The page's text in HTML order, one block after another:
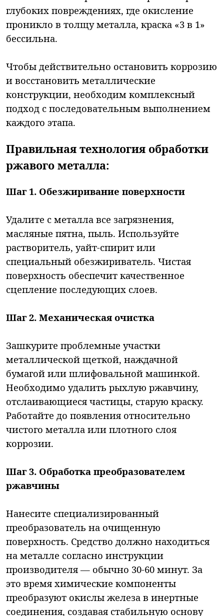
глубоких повреждениях, где окисление
проникло в толщу металла, краска «3 в 1»
бессильна.
Чтобы действительно остановить коррозию
и восстановить металлические
конструкции, необходим комплексный
подход с последовательным выполнением
каждого этапа.
Правильная технология обработки
ржавого металла:
Шаг 1. Обезжиривание поверхности
Удалите с металла все загрязнения,
масляные пятна, пыль. Используйте
растворитель, уайт-спирит или
специальный обезжириватель. Чистая
поверхность обеспечит качественное
сцепление последующих слоев.
Шаг 2. Механическая очистка
Зашкурите проблемные участки
металлической щеткой, наждачной
бумагой или шлифовальной машинкой.
Необходимо удалить рыхлую ржавчину,
отслаивающиеся частицы, старую краску.
Работайте до появления относительно
чистого металла или плотного слоя
коррозии.
Шаг 3. Обработка преобразователем
ржавчины
Нанесите специализированный
преобразователь на очищенную
поверхность. Средство должно находиться
на металле согласно инструкции
производителя — обычно 30-60 минут. За
это время химические компоненты
преобразуют окислы железа в инертные
соединения, создавая стабильную основу